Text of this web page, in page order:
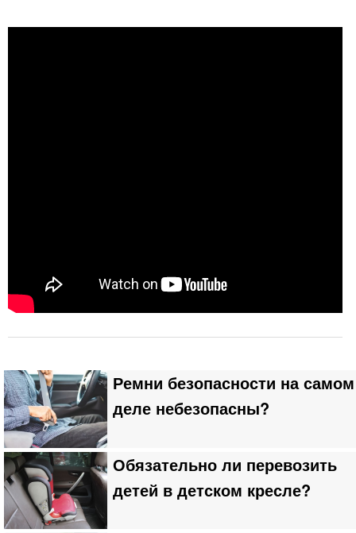
Ремни безопасности на самом
деле небезопасны?
Обязательно ли перевозить
детей в детском кресле?